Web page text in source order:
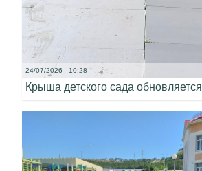
24/07/2026 - 10:28
Крыша детского сада обновляется